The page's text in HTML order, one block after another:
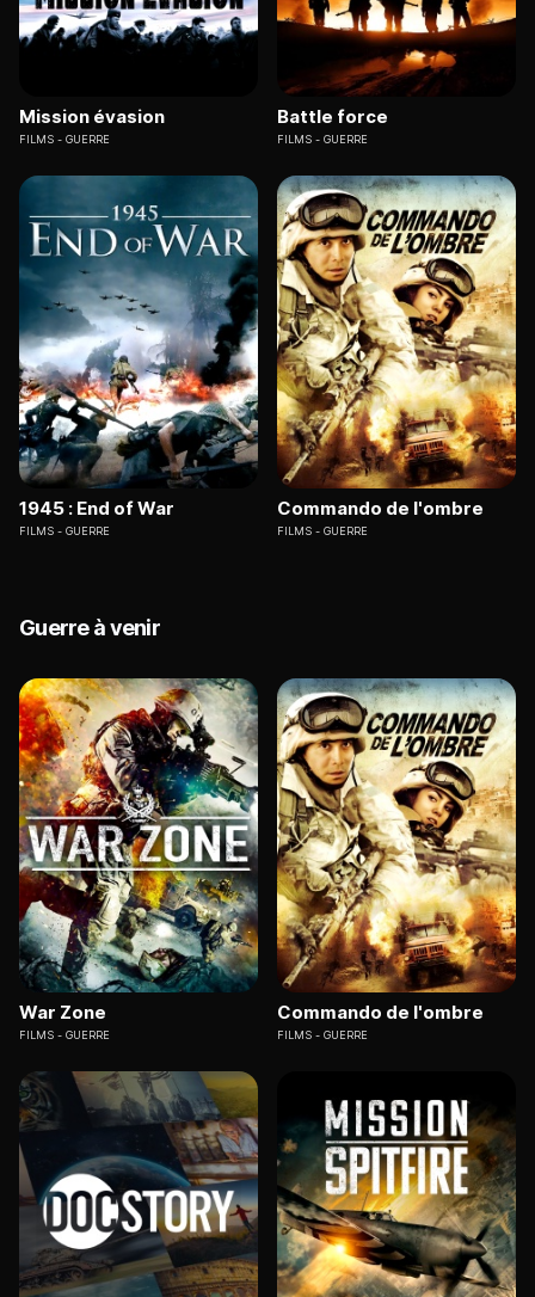
Mission évasion
FILMS GUERRE
Battle force
FILMS GUERRE
1945 : End of War
FILMS GUERRE
Commando de l'ombre
FILMS GUERRE
Guerre à venir
War Zone
FILMS GUERRE
Commando de l'ombre
FILMS GUERRE